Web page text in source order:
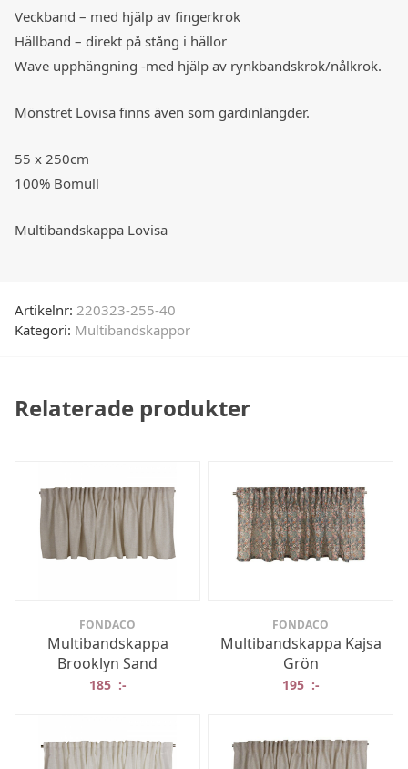
Veckband – med hjälp av fingerkrok
Hällband – direkt på stång i hällor
Wave upphängning -med hjälp av rynkbandskrok/nålkrok.
Mönstret Lovisa finns även som gardinlängder.
55 x 250cm
100% Bomull
Multibandskappa Lovisa
Artikelnr: 220323-255-40
Kategori: Multibandskappor
Relaterade produkter
FONDACO
Multibandskappa
Brooklyn Sand
185 :-
FONDACO
Multibandskappa Kajsa
Grön
195 :-